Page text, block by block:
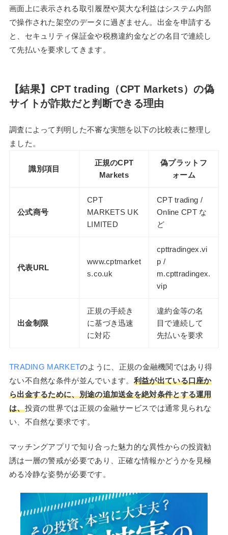
画面上に表示される取引履歴や莫大な利益はシステム内部
で操作された架空のデータに過ぎません。出金を申請する
と、セキュリティ保証金や税務違約金などの名目で連続し
て先払いを要求してきます。
【結果】CPT trading（CPT Markets）の偽
サイトが詐欺だと判断できる理由
調査によって判明した不審な実態を以下の比較表に整理し
ました。
識別項目
正規のCPT
Markets
偽プラットフ
ォーム
公式商号
CPT
MARKETS UK
LIMITED
CPT trading /
Online CPT な
ど
代表URL
www.cptmarket
s.co.uk
cpttradingex.vi
p /
m.cpttradingex.
vip
出金制限
正規の手続き
に基づき迅速
に対応
違約金等の名
目で連続して
先払いを要求
TRADING MARKETのように、正規の金融機関ではあり得
ない不自然な条件が並んでいます。 利益が出ている口座か
ら出金するために、別途の追加送金を絶対条件とする運用
は、投資の世界では正規の金融サービスでは通常見られな
い、不自然な要求です。
マッチングアプリで知り合った魅力的な異性からの投資勧
誘は一層の警戒が必要であり、正確な情報かどうかを見極
める冷静な姿勢が必要です。